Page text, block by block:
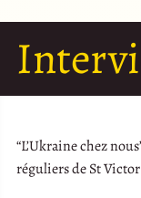
“L’Ukraine chez
réguliers de St Victor